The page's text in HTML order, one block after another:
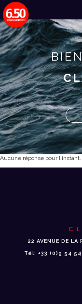
Aucune réponse pour l'instant.
22 AVENUE DE LA
Tél: +33 (0)9 54 54